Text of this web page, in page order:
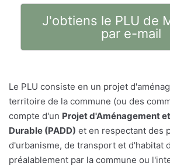
J'obtiens le PLU de
par e-mail
Le PLU consiste en un projet
territoire de la commune (ou des
compte d'un Projet d'Aménagement
Durable (PADD) et en respectant des
d'urbanisme, de transport et d'habitat
préalablement par la commune ou